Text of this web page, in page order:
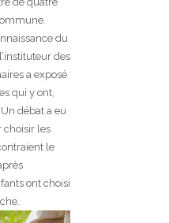
du
des
a exposé
qui y ont,
débat a eu
choisir les
le
ont choisi